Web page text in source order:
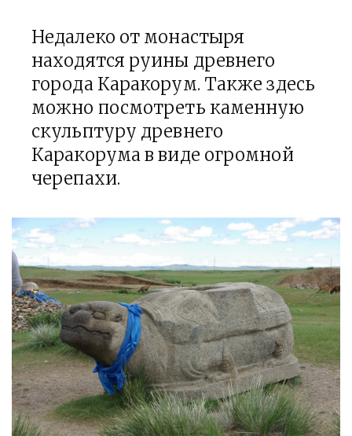
Недалеко от монастыря
находятся руины древнего
города Каракорум. Также здесь
можно посмотреть каменную
скульптуру древнего
Каракорума в виде огромной
черепахи.